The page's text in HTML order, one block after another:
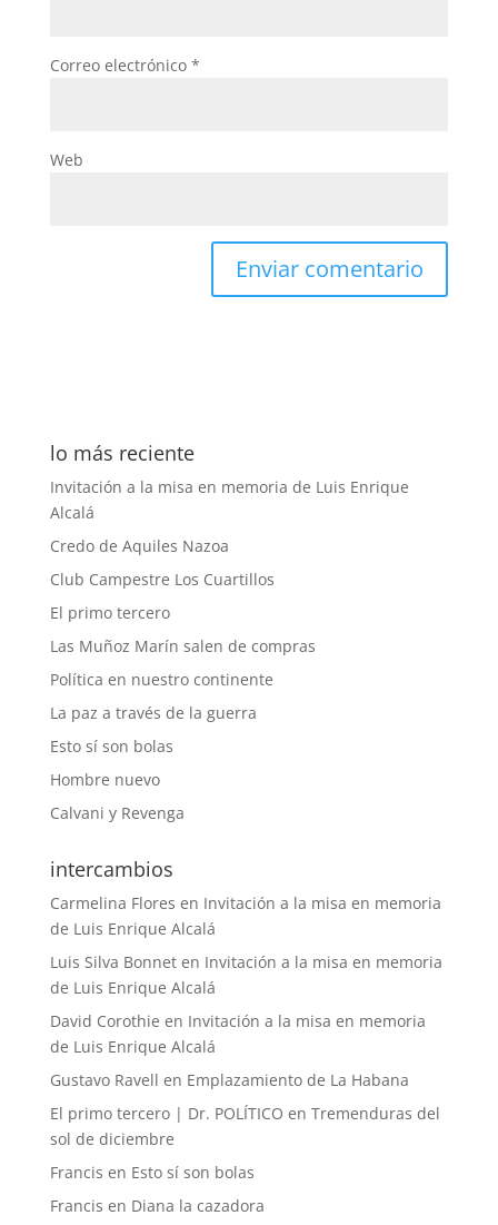
Correo electrónico *
Web
lo más reciente
Invitación a la misa en memoria de Luis Enrique
Alcalá
Credo de Aquiles Nazoa
Club Campestre Los Cuartillos
El primo tercero
Las Muñoz Marín salen de compras
Política en nuestro continente
La paz a través de la guerra
Esto sí son bolas
Hombre nuevo
Calvani y Revenga
intercambios
Carmelina Flores en Invitación a la misa en memoria
de Luis Enrique Alcalá
Luis Silva Bonneten Invitación a la misa en memoria
de Luis Enrique Alcalá
David Corothie en Invitación a la misa en memoria
de Luis Enrique Alcalá
Gustavo Ravell en Emplazamiento de La Habana
El primo tercero | Dr. POLÍTICO en Tremenduras del
sol de diciembre
Francis en Esto sí son bolas
Francis en Diana la cazadora